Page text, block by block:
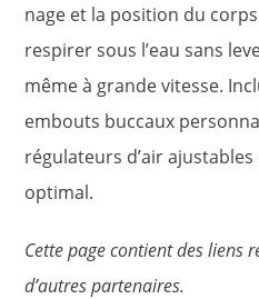
nage et la position du
respirer sous l’eau sans
même à grande vitesse.
embouts buccaux
régulateurs d’air
optimal.
Cette page contient des liens
d’autres partenaires.